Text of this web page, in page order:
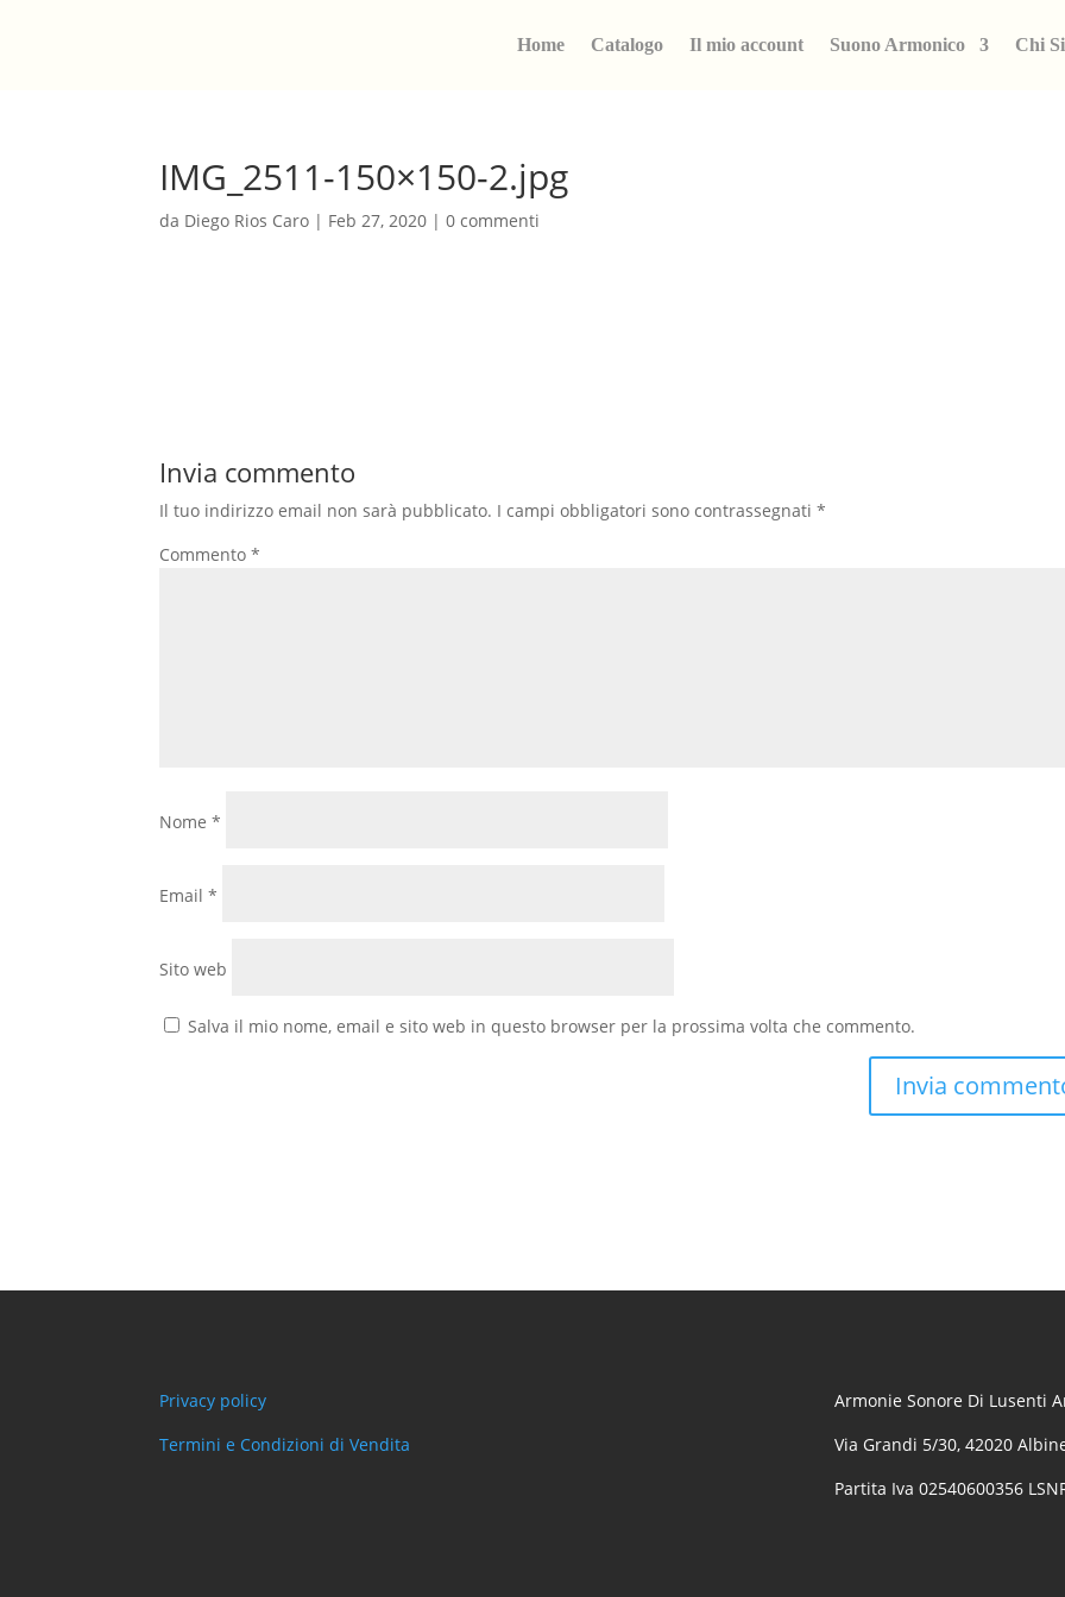
Home Catalogo Il mio account Suono Armonico Chi
IMG_2511-150×150-2.jpg
da Diego Rios Caro | Feb 27, 2020 |0 commenti
Invia commento
Il tuo indirizzo email non sarà pubblicato. I campi obbligatori sono contrassegnati*
Commento*
Nome*
Email*
Sito web
Salva il mio nome, email e sito web in questo browser per la prossima volta che commento.
Privacy policy
Termini e Condizioni di Vendita
Armonie Sonore Di Lusenti
Via Grandi 5/30, 42020
Partita Iva 02540600356